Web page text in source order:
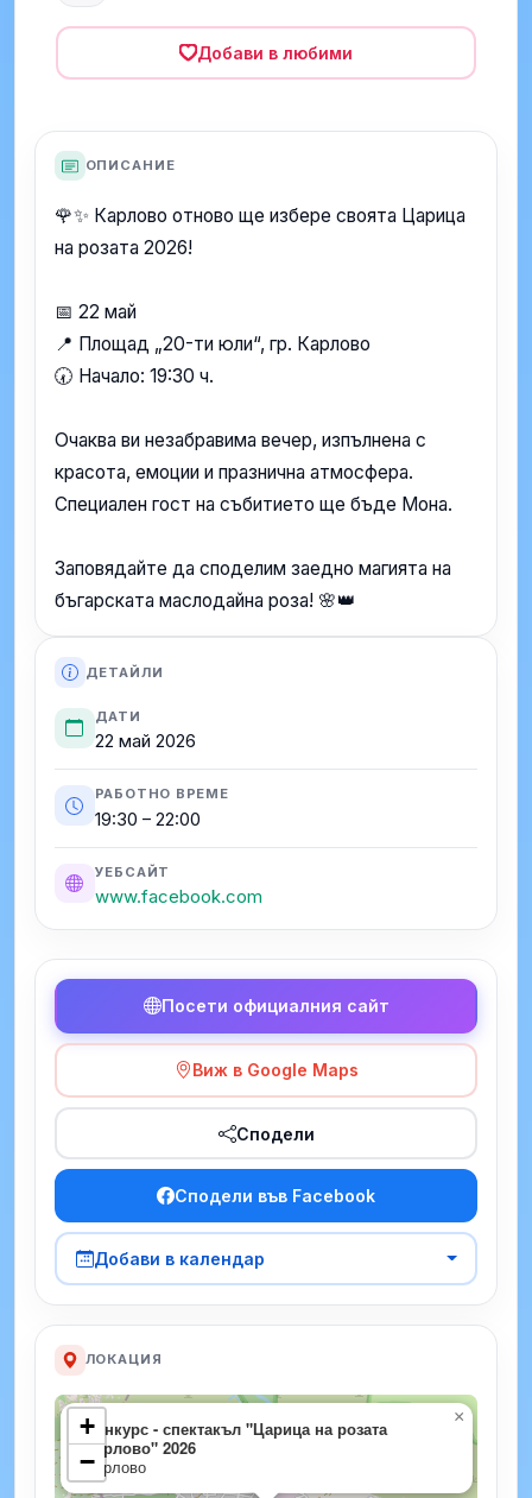
Добави в любими
ОПИСАНИЕ
🌹✨ Карлово отново ще избере своята Царица
на розата 2026!
📅 22 май
📍 Площад „20-ти юли“, гр. Карлово
🕢 Начало: 19:30 ч.
Очаква ви незабравима вечер, изпълнена с
красота, емоции и празнична атмосфера.
Специален гост на събитието ще бъде Мона.
Заповядайте да споделим заедно магията на
бъгарската маслодайна роза! 🌸👑
ДЕТАЙЛИ
ДАТИ
22 май 2026
РАБОТНО ВРЕМЕ
19:30 – 22:00
УЕБСАЙТ
www.facebook.com
Посети официалния сайт
Виж в Google Maps
Сподели
Сподели във Facebook
Добави в календар
ЛОКАЦИЯ
Конкурс - спектакъл "Царица на розата
Карлово" 2026
Карлово
×
+
−